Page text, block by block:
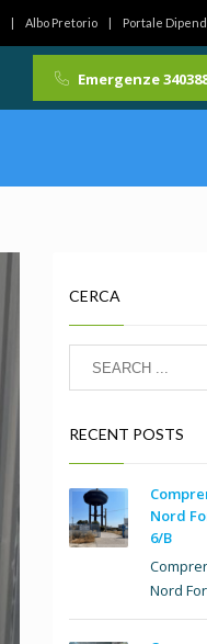
Albo Pretorio Portale
Emergenze
CERCA
RECENT POSTS
Nord
6/B
Nord